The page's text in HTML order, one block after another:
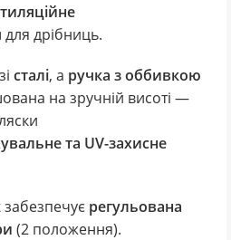
для дрібниць.
сталі, а ручка з оббивкою
на зручній висоті —
та UV-захисне
регульована
(2 положення).